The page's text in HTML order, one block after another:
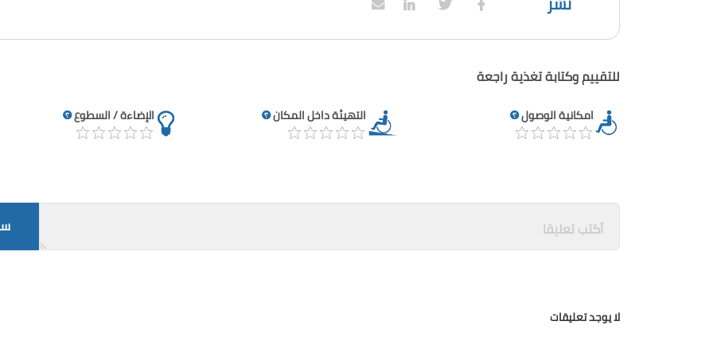
للتقييم وكتابة تغذية راجعة
امكانية الوصول التهيئة داخل المكان الإضاءة / السطوع
لا يوجد تعليقات